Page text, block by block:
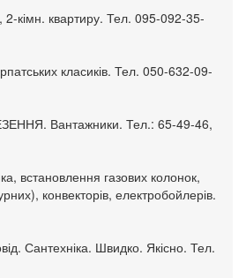
кімн. квартиру. Тел. 095-092-35-
класиків. Тел. 050-632-09-
Вантажники. Тел.: 65-49-46,
встановлення газових колонок,
конвекторів, електробойлерів.
Сантехніка. Швидко. Якісно. Тел.